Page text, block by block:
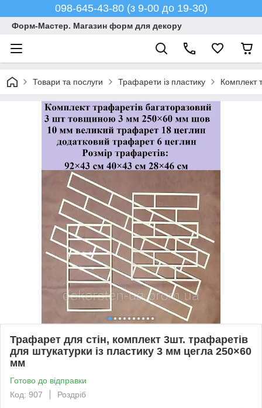
098-645-43-80 (з 9-00 до 19-30)
Форм-Мастер. Магазин форм для декору
Товари та послуги Трафарети із пластику Комплект
Трафарет для стін, комплект 3шт. трафаретів
для штукатурки із пластику 3 мм цегла 250×60
мм
Готово до відправки
Код: 907
Роздріб